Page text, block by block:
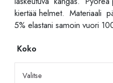
kiertää helmet. Materiaali
5% elastani samoin vuori
Koko